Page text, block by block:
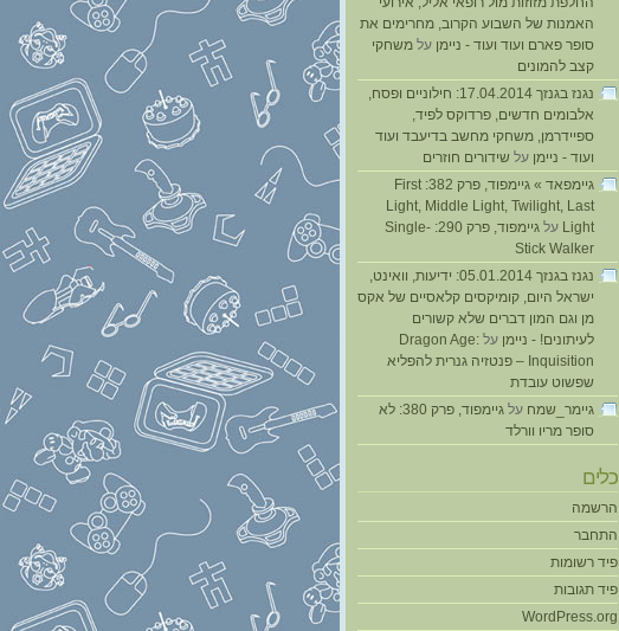
האמנות של השבוע הקרוב, מחרימים את
סופר פארם ועוד ועוד - ניימן על משחקי
קצב להמונים
נגנז בגנזך 17.04.2014: חילוניים ופסח,
אלבומים חדשים, פרדוקס לפיד,
ספיידרמן, משחקי מחשב בדיעבד ועוד
ועוד - ניימן על שידורים חוזרים
גיימפאד » גיימפוד, פרק 382: First
Light, Middle Light, Twilight, Last
Light על
גיימפוד, פרק 290: Single-
Stick Walker
נגנז בגנזך 05.01.2014: ידיעות, וואינט,
ישראל היום, קומיקסים קלאסיים של אקס
מן וגם המון דברים שלא קשורים
לעיתונים! - ניימן על Dragon Age:
Inquisition – פנטזיה גנרית להפליא
שפשוט עובדת
גיימר_שמח על
גיימפוד, פרק 380: לא
סופר מריו וורלד
כלים
הרשמה
התחבר
פיד רשומות
פיד תגובות
WordPress.org